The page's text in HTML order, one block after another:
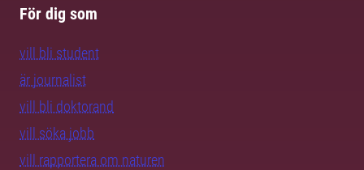
För dig som
vill bli student
är journalist
vill bli doktorand
vill söka jobb
vill rapportera om naturen